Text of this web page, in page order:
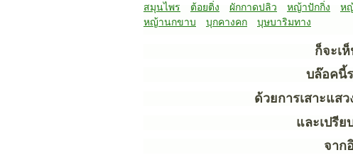
สมุนไพร
ต้อยติ่ง ผักกาดปลิว หญ้าปักกิ่ง ห
หญ้านกขาบ
บุกคางคก บุษบาริมทาง
ก็จะเ
บล๊อคนี้
ด้วยการเสาะแส
และเปรีย
จาก